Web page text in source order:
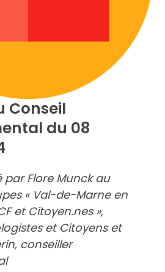
Conseil
du 08
Flore Munck au
« Val-de-Marne en
et Citoyen.nes »,
et Citoyenset
conseiller